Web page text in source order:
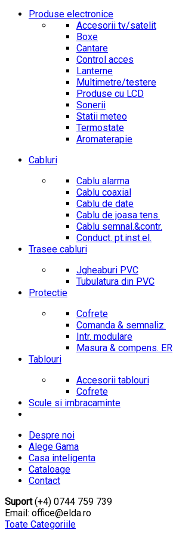
Produse electronice
Accesorii tv/satelit
Boxe
Cantare
Control acces
Lanterne
Multimetre/testere
Produse cu LCD
Sonerii
Statii meteo
Termostate
Aromaterapie
Cabluri
Cablu alarma
Cablu coaxial
Cablu de date
Cablu de joasa tens.
Cablu semnal.&contr.
Conduct. pt.inst.el.
Trasee cabluri
Jgheaburi PVC
Tubulatura din PVC
Protectie
Cofrete
Comanda & semnaliz.
Intr. modulare
Masura & compens. ER
Tablouri
Accesorii tablouri
Cofrete
Scule si imbracaminte
Despre noi
Alege Gama
Casa inteligenta
Cataloage
Contact
Suport(+4) 0744 759 739
Email: office@elda.ro
Toate Categoriile